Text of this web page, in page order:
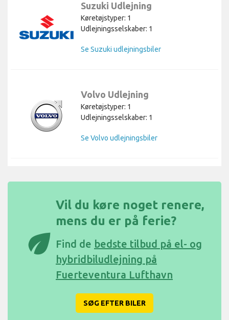
Suzuki Udlejning
Køretøjstyper: 1
Udlejningsselskaber: 1
Se Suzuki udlejningsbiler
Volvo Udlejning
Køretøjstyper: 1
Udlejningsselskaber: 1
Se Volvo udlejningsbiler
eco
Vil du køre noget renere,
mens du er på ferie?
Find de bedste tilbud på el- og
hybridbiludlejning på
Fuerteventura Lufthavn
SØG EFTER BILER